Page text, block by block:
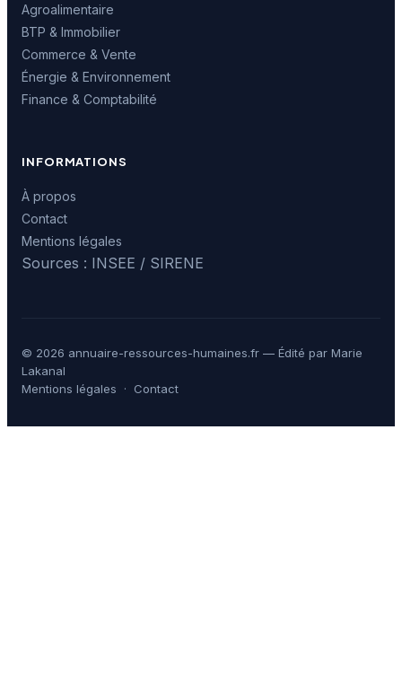
Agroalimentaire
BTP & Immobilier
Commerce & Vente
Énergie & Environnement
Finance & Comptabilité
INFORMATIONS
À propos
Contact
Mentions légales
Sources : INSEE / SIRENE
© 2026 annuaire-ressources-humaines.fr — Édité par Marie
Lakanal
Mentions légales · Contact